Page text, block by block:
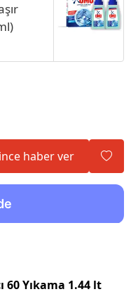
haber ver
60 Yıkama 1.44 lt